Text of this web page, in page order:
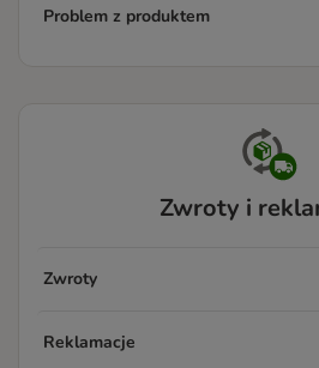
Problem z produktem
Zwroty i
Zwroty
Reklamacje